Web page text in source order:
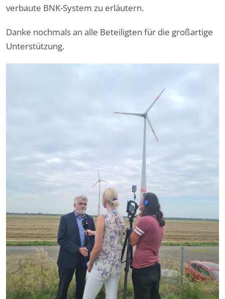
verbaute BNK-System zu erläutern.
Danke nochmals an alle Beteiligten für die großartige
Unterstützung.